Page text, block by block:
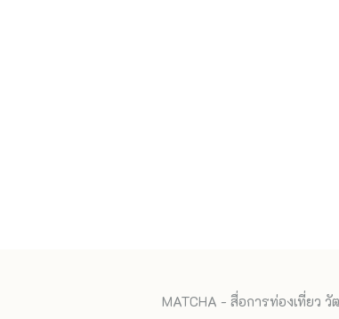
MATCHA - สื่อการท่องเที่ยว